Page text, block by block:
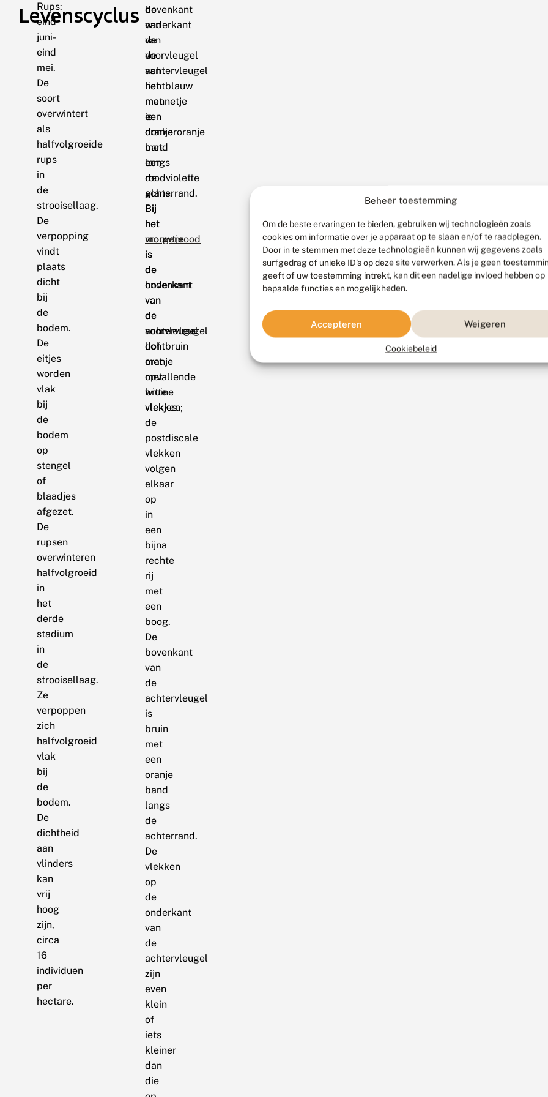
Beheer toestemming
Om de beste ervaringen te bieden, gebruiken wij technologieën zoals
cookies om informatie over je apparaat op te slaan en/of te raadplegen.
Door in te stemmen met deze technologieën kunnen wij gegevens zoals
surfgedrag of unieke ID's op deze site verwerken. Als je geen
geeft of uw toestemming intrekt, kan dit een nadelige invloed hebben op
bepaalde functies en mogelijkheden.
Accepteren Weigeren
Cookiebeleid
Levenscyclus
Rups:
eind
juni-
eind
mei.
De
soort
overwintert
als
halfvolgroeide
rups
in
de
strooisellaag.
De
verpopping
vindt
plaats
dicht
bij
de
bodem.
De
eitjes
worden
vlak
bij
de
bodem
op
stengel
of
blaadjes
afgezet.
De
rupsen
overwinteren
halfvolgroeid
in
het
derde
stadium
in
de
strooisellaag.
Ze
verpoppen
zich
halfvolgroeid
vlak
bij
de
bodem.
De
dichtheid
aan
vlinders
kan
vrij
hoog
zijn,
circa
16
individuen
per
hectare.
bovenkant
van
de
voorvleugel
van
het
mannetje
is
donkeroranje
met
een
roodviolette
glans.
Bij
het
vrouwtje
is
de
bovenkant
van
de
voorvleugel
dof
oranje
met
bruine
vlekken;
de
postdiscale
vlekken
volgen
elkaar
op
in
een
bijna
rechte
rij
met
een
boog.
De
bovenkant
van
de
achtervleugel
is
bruin
met
een
oranje
band
langs
de
achterrand.
De
vlekken
op
de
onderkant
van
de
achtervleugel
zijn
even
klein
of
iets
kleiner
dan
die
de
onderkant
van
de
achtervleugel
lichtblauw
met
een
oranje
band
langs
de
achterrand.
Bij
het
morgenrood
is
de
onderkant
van
de
achtervleugel
lichtbruin
met
opvallende
witte
vlekjes.